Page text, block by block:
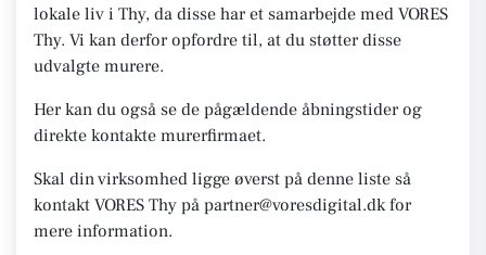
lokale liv i Thy, da disse har et samarbejde med VORES
Thy. Vi kan derfor opfordre til, at du støtter disse
udvalgte murere.
Her kan du også se de pågældende åbningstider og
direkte kontakte murerfirmaet.
Skal din virksomhed ligge øverst på denne liste så
kontakt VORES Thy på partner@voresdigital.dk for
mere information.